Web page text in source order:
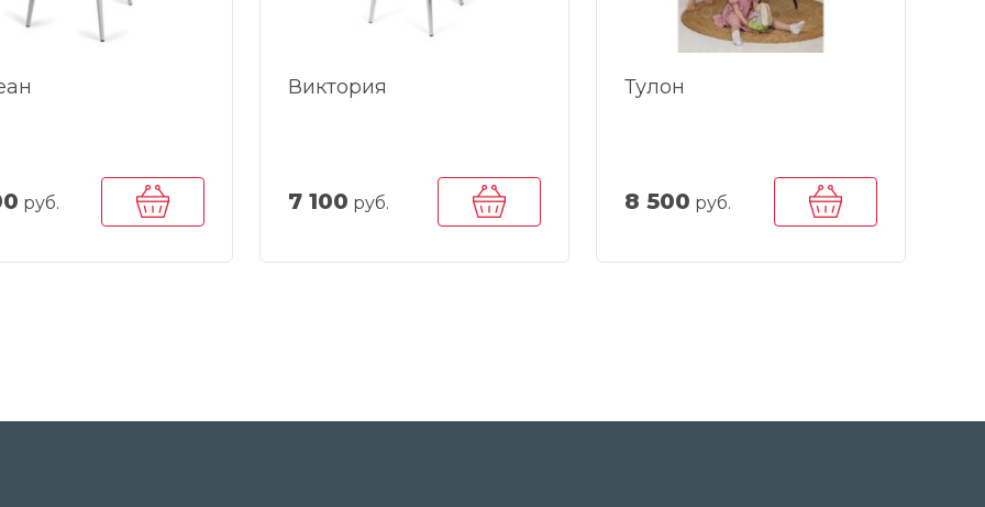
руб.
Виктория
7 100 руб.
Тулон
8 500 руб.